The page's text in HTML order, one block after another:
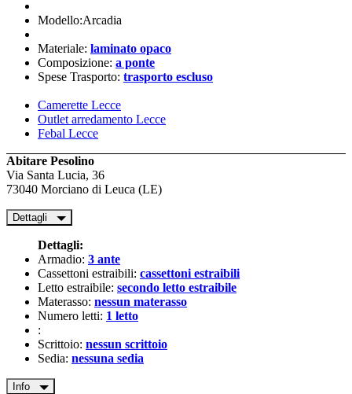
Modello:Arcadia
Materiale: laminato opaco
Composizione: a ponte
Spese Trasporto: trasporto escluso
Camerette Lecce
Outlet arredamento Lecce
Febal Lecce
Abitare Pesolino
Via Santa Lucia, 36
73040 Morciano di Leuca (LE)
Dettagli
Dettagli:
Armadio: 3 ante
Cassettoni estraibili: cassettoni estraibili
Letto estraibile: secondo letto estraibile
Materasso: nessun materasso
Numero letti: 1 letto
:
Scrittoio: nessun scrittoio
Sedia: nessuna sedia
Info